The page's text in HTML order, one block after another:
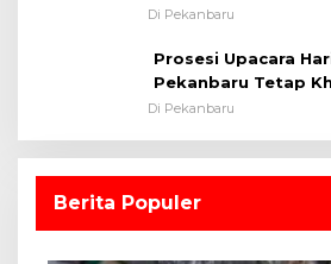
Lapangan Sepakbola
Di Pekanbaru
Prosesi Upacara
Pekanbaru Tetap
Dalam Ruangan
Di Pekanbaru
Berita Populer